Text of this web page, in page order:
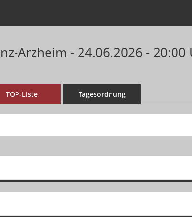
Arzheim - 24.06.2026 - 20:00
TOP-Liste Tagesordnung